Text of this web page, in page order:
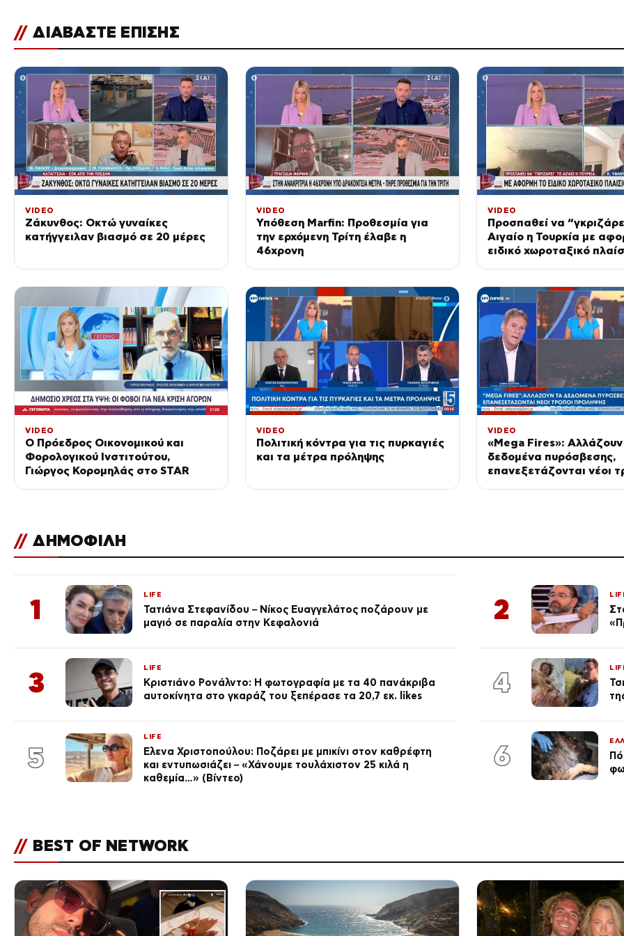
// ΔΙΑΒΑΣΤΕ ΕΠΙΣΗΣ
VIDEO
Ζάκυνθος: Οκτώ γυναίκες
κατήγγειλαν βιασμό σε 20 μέρες
VIDEO
Υπόθεση Marfin: Προθεσμία για
την ερχόμενη Τρίτη έλαβε η
46χρονη
VIDEO
Προσπαθεί να
Αιγαίο η Τουρκία με
ειδικό χωροταξικό
VIDEO
Ο Πρόεδρος Οικονομικού και
Φορολογικού Ινστιτούτου,
Γιώργος Κορομηλάς στο STAR
VIDEO
Πολιτική κόντρα για τις πυρκαγιές
και τα μέτρα πρόληψης
VIDEO
«Mega Fires»: Αλλάζουν
δεδομένα πυρόσβεσης,
επανεξετάζονται νέοι
// ΔΗΜΟΦΙΛΗ
1 LIFE
Τατιάνα Στεφανίδου – Νίκος Ευαγγελάτος ποζάρουν με
μαγιό σε παραλία στην Κεφαλονιά
2
3 LIFE
Κριστιάνο Ρονάλντο: Η φωτογραφία με τα 40 πανάκριβα
αυτοκίνητα στο γκαράζ του ξεπέρασε τα 20,7 εκ. likes
4
5
LIFE
Έλενα Χριστοπούλου: Ποζάρει με μπικίνι στον καθρέφτη
και εντυπωσιάζει – «Χάνουμε τουλάχιστον 25 κιλά η
καθεμία…» (Βίντεο)
6
// BEST OF NETWORK